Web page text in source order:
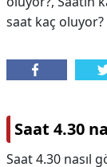
saat kaç oluyor?
Saat 4.30
Saat 4.30 nasıl